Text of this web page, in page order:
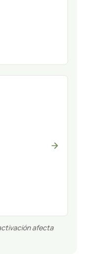
afecta